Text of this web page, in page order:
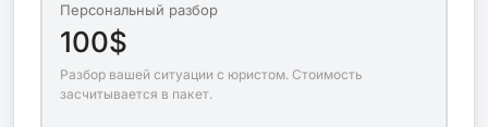
Персональный разбор
100$
Разбор вашей ситуации с юристом. Стоимость
засчитывается в пакет.